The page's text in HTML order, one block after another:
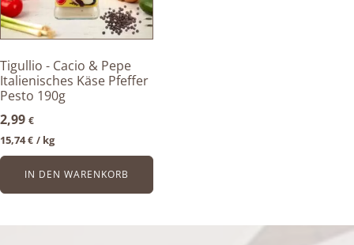
Tigullio - Cacio & Pepe
Italienisches Käse Pfeffer
Pesto 190g
2,99 €
15,74€ / kg
IN DEN WARENKORB